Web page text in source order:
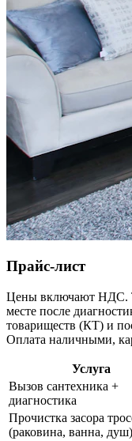
Прайс-лист
Цены включают НДС.
месте после
товариществ (КТ) и
Оплата наличными,
Услуга
Вызов сантехника +
диагностика
Прочистка засора
(раковина, ванна, душ)